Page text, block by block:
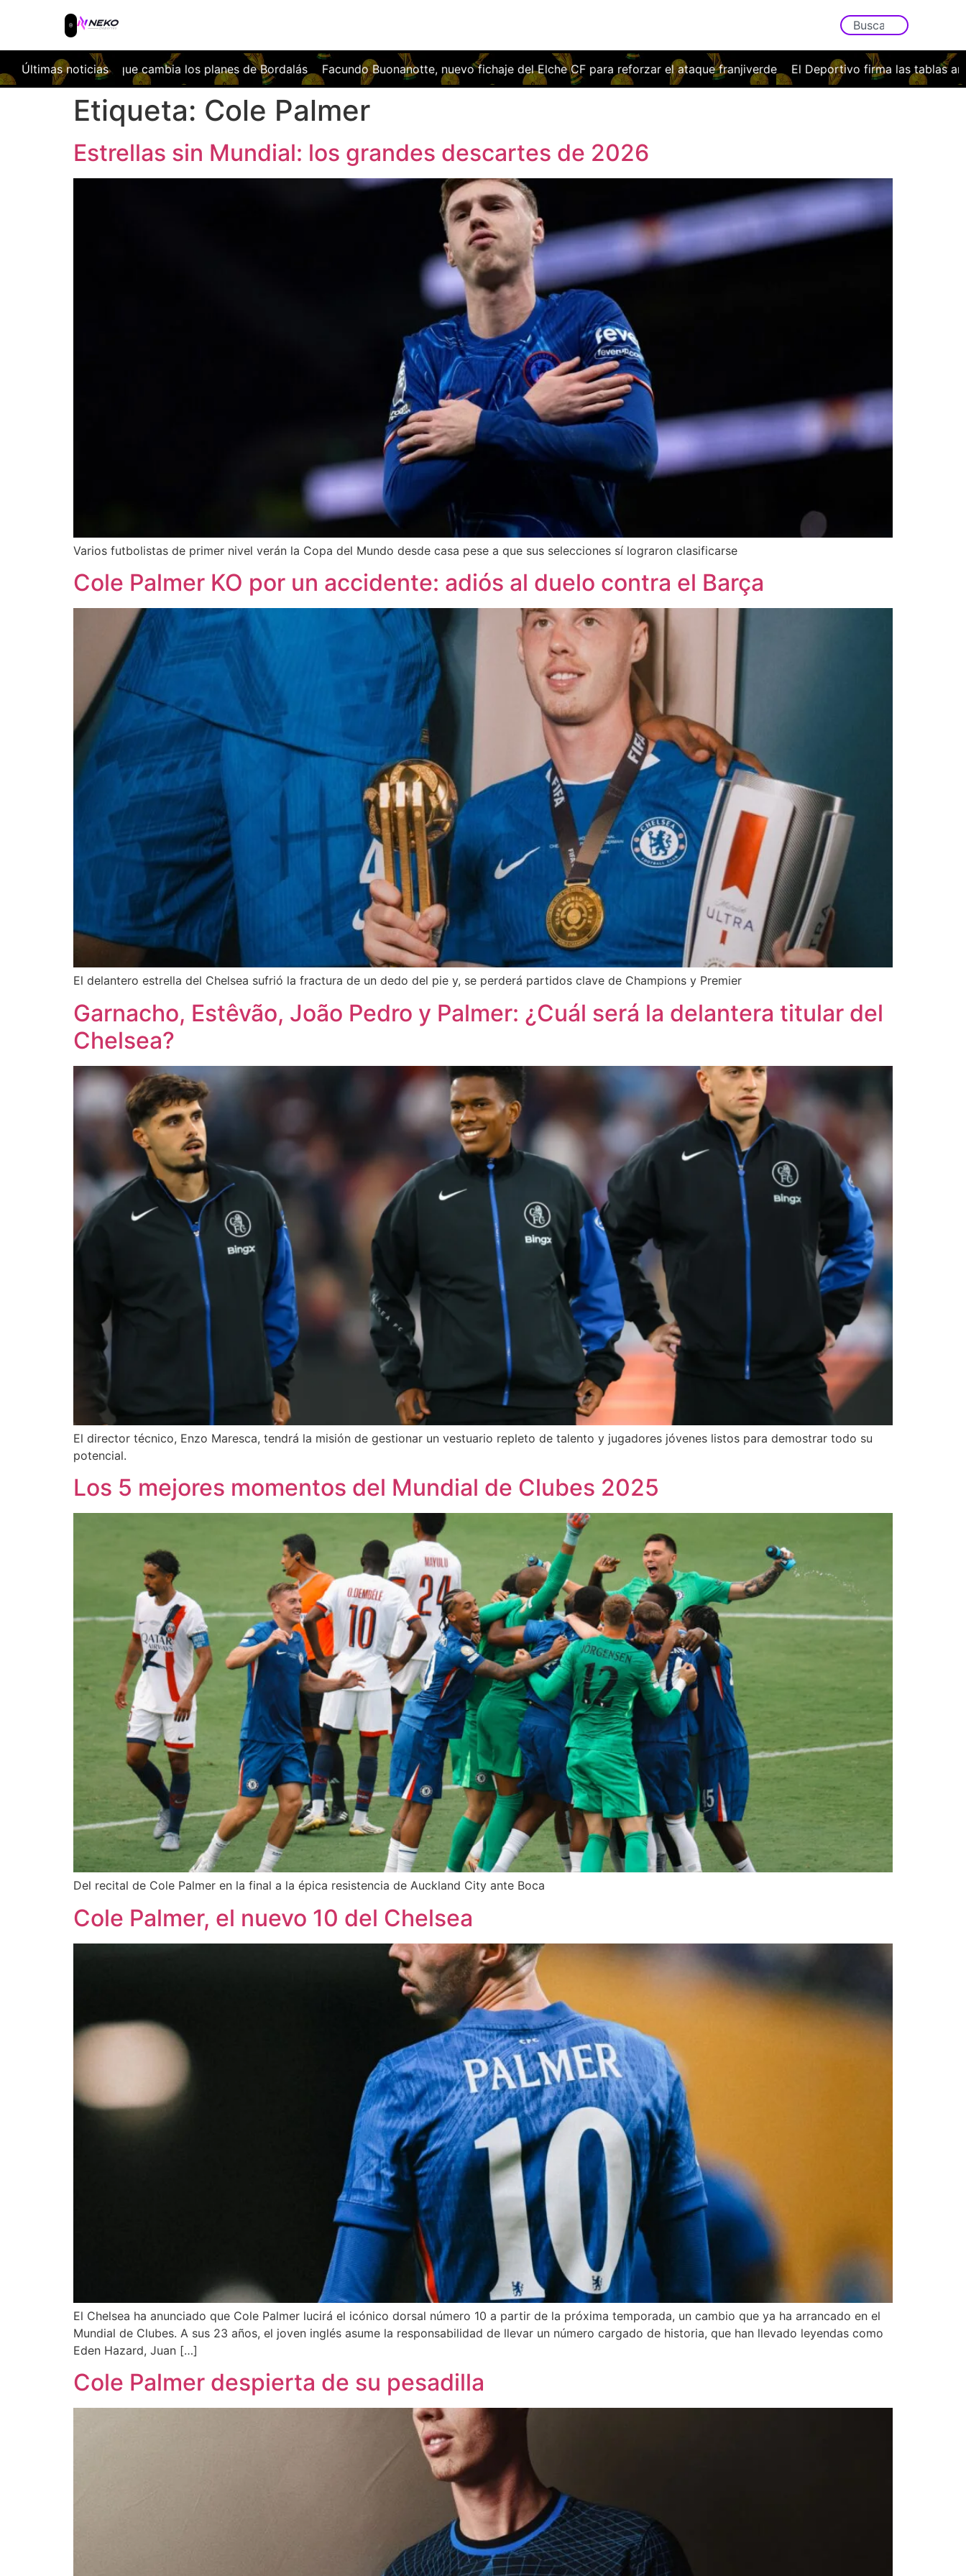
Últimas noticias
Bordalás Facundo Buonanotte, nuevo fichaje del Elche CF para reforzar el ataque franjiverde El Deportivo firma las tablas ante la Fiorentina en la primera prueba del
Etiqueta: Cole Palmer
Estrellas sin Mundial: los grandes descartes de 2026
Varios futbolistas de primer nivel verán la Copa del Mundo desde casa pese a que sus selecciones sí lograron clasificarse
Cole Palmer KO por un accidente: adiós al duelo contra el Barça
El delantero estrella del Chelsea sufrió la fractura de un dedo del pie y, se perderá partidos clave de Champions y Premier
Garnacho, Estêvão, João Pedro y Palmer: ¿Cuál será la delantera titular del
Chelsea?
El director técnico, Enzo Maresca, tendrá la misión de gestionar un vestuario repleto de talento y jugadores jóvenes listos para demostrar todo su
potencial.
Los 5 mejores momentos del Mundial de Clubes 2025
Del recital de Cole Palmer en la final a la épica resistencia de Auckland City ante Boca
Cole Palmer, el nuevo 10 del Chelsea
El Chelsea ha anunciado que Cole Palmer lucirá el icónico dorsal número 10 a partir de la próxima temporada, un cambio que ya ha arrancado en el
Mundial de Clubes. A sus 23 años, el joven inglés asume la responsabilidad de llevar un número cargado de historia, que han llevado leyendas como
Eden Hazard, Juan […]
Cole Palmer despierta de su pesadilla